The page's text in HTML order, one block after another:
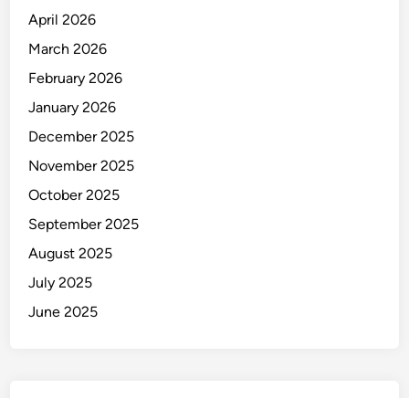
April 2026
March 2026
February 2026
January 2026
December 2025
November 2025
October 2025
September 2025
August 2025
July 2025
June 2025